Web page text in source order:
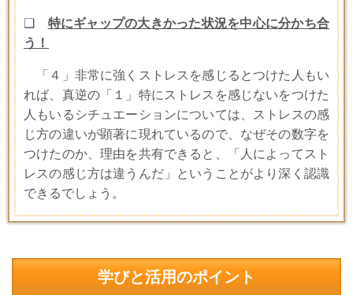
❑ 特にギャップの大きかった状況を中心に分かち合
う！
「４」非常に強くストレスを感じるとつけた人もい
れば、真逆の「１」特にストレスを感じないをつけた
人もいるシチュエーションについては、ストレスの感
じ方の違いが顕著に現れているので、なぜその数字を
つけたのか、理由を共有できると、「人によってスト
レスの感じ方は違うんだ」ということがより深く認識
できるでしょう。
学びと活用のポイント